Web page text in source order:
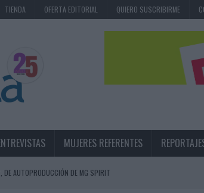
TIENDA OFERTA EDITORIAL QUIERO SUSCRIBIRME
MUJERES REFERENTES
DE AUTOPRODUCCIÓN DE MG SPIRIT